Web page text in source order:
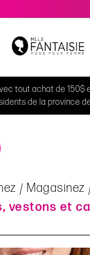
tout achat de 150$
de la province
Magasinez
vestons et